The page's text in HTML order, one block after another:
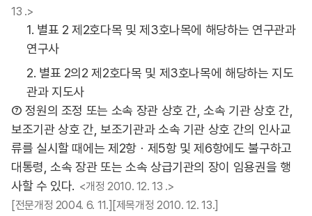
13 .>
1. 별표 2 제2호다목 및 제3호나목에 해당하는 연구관과
연구사
2. 별표 2의2 제2호다목 및 제3호나목에 해당하는 지도
관과 지도사
⑦ 정원의 조정 또는 소속 장관 상호 간, 소속 기관 상호 간,
보조기관 상호 간, 보조기관과 소속 기관 상호 간의 인사교
류를 실시할 때에는 제2항ㆍ제5항 및 제6항에도 불구하고
대통령, 소속 장관 또는 소속 상급기관의 장이 임용권을 행
사할 수 있다. <개정 2010. 12. 13 .>
[전문개정 2004. 6. 11.][제목개정 2010. 12. 13.]